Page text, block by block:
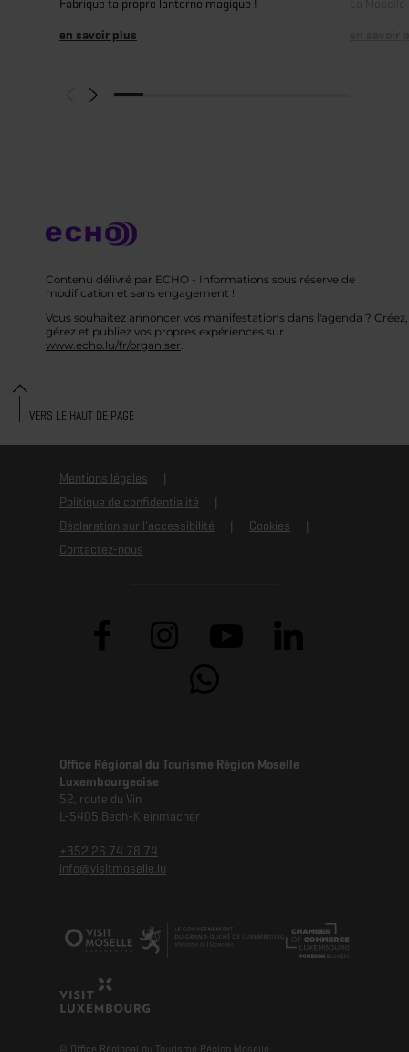
Fabrique ta propre lanterne magique !
en savoir plus
Contenu délivré par ECHO - Informations sous réserve de
modification et sans engagement !
Vous souhaitez annoncer vos manifestations dans l'agenda ? Créez,
gérez et publiez vos propres expériences sur
www.echo.lu/fr/organiser.
Mentions légales
Politique de confidentialité
Déclaration sur l'accessibilité
Cookies
Contactez-nous
Office Régional du Tourisme Région Moselle
Luxembourgeoise
52, route du Vin
L-5405 Bech-Kleinmacher
+352 26 74 78 74
info@visitmoselle.lu
© Office Régional du Tourisme Région Moselle
VERS LE HAUT DE PAGE